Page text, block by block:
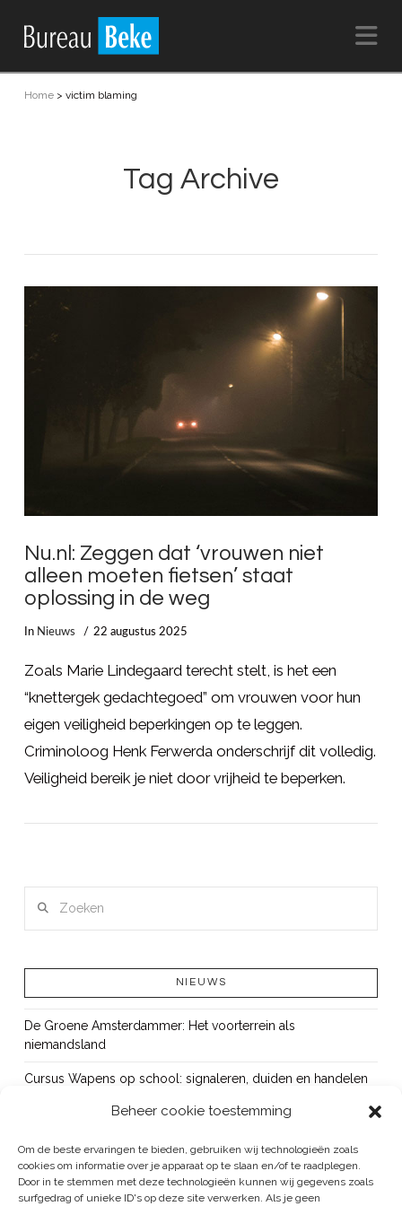
Beheer cookie toestemming
Om de beste ervaringen te bieden, gebruiken wij technologieën zoals
cookies om informatie over je apparaat op te slaan en/of te raadplegen.
Door in te stemmen met deze technologieën kunnen wij gegevens zoals
surfgedrag of unieke ID's op deze site verwerken. Als je geen
Home> victim blaming
Tag Archive
Nu.nl: Zeggen dat ‘vrouwen niet
alleen moeten fietsen’ staat
oplossing in de weg
In Nieuws 22 augustus 2025
Zoals Marie Lindegaard terecht stelt, is het een
“knettergek gedachtegoed” om vrouwen voor hun
eigen veiligheid beperkingen op te leggen.
Criminoloog Henk Ferwerda onderschrijf dit volledig.
Veiligheid bereik je niet door vrijheid te beperken.
NIEUWS
De Groene Amsterdammer: Het voorterrein als
niemandsland
Cursus Wapens op school: signaleren, duiden en handelen
Bureau Beke ontwikkelt jeugdmonitor Aruba
Vacature: senior onderzoeker